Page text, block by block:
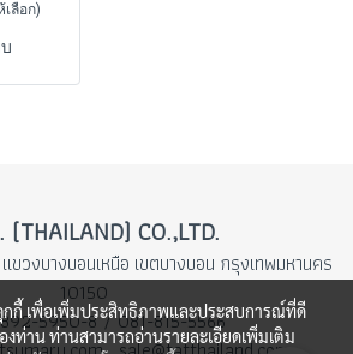
ลือก)
(THAILAND) CO.,LTD.
ขวงบางบอนเหนือ เขตบางบอน กรุงเทพมหานคร
10150
5950-8 / 081-815-5566
กกี้ เพื่อเพิ่มประสิทธิภาพและประสบการณ์ที่ดี
งท่าน ท่านสามารถอ่านรายละเอียดเพิ่มเติม